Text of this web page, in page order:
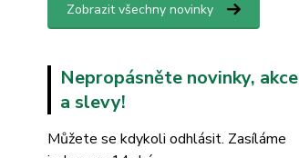
Zobrazit všechny novinky
Nepropásněte novinky, akce
a slevy!
Můžete se kdykoli odhlásit. Zasíláme